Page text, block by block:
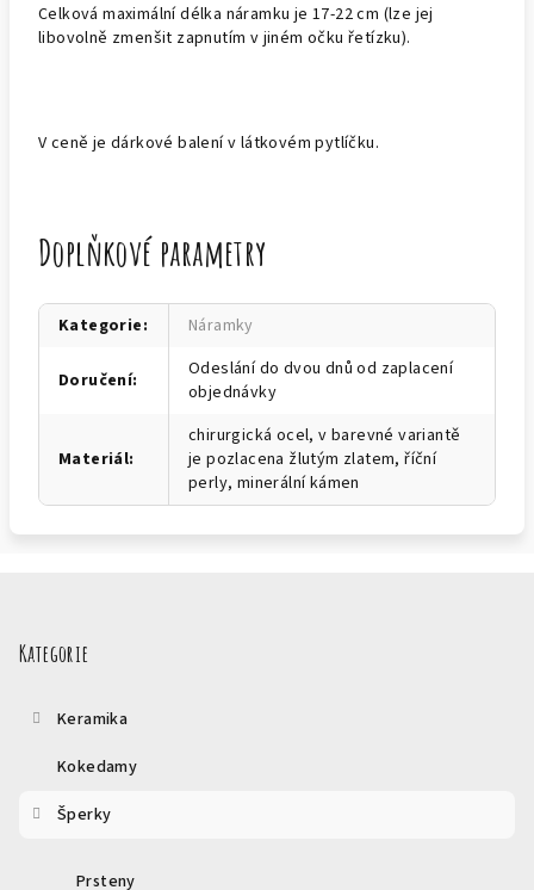
Celková maximální délka náramku je 17-22 cm (lze jej
libovolně zmenšit zapnutím v jiném očku řetízku).
V ceně je dárkové balení v látkovém pytlíčku.
Doplňkové parametry
Kategorie: Náramky
Doručení:
Odeslání do dvou dnů od zaplacení
objednávky
Materiál:
chirurgická ocel, v barevné variantě
je pozlacena žlutým zlatem, říční
perly, minerální kámen
Kategorie
Keramika
Kokedamy
Šperky
Prsteny